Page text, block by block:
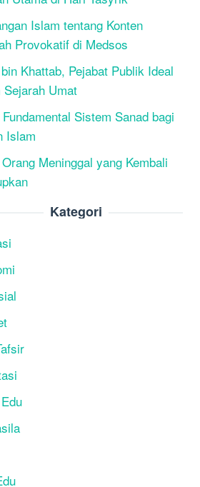
Islam tentang Konten
Provokatif di Medsos
Khattab, Pejabat Publik Ideal
Sejarah Umat
Fundamental Sistem Sanad bagi
Islam
Meninggal yang Kembali
Kategori